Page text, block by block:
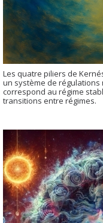
Les quatre piliers de
un système de
correspond au régime
transitions entre régimes.